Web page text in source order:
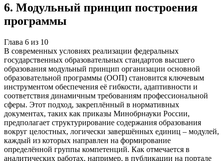
6. Модульный принцип построения
программы
Глава 6 из 10
В современных условиях реализации федеральных
государственных образовательных стандартов высшего
образования модульный принцип организации основной
образовательной программы (ООП) становится ключевым
инструментом обеспечения её гибкости, адаптивности и
соответствия динамичным требованиям профессиональной
сферы. Этот подход, закреплённый в нормативных
документах, таких как приказы Минобрнауки России,
предполагает структурирование содержания образования
вокруг целостных, логически завершённых единиц – модулей,
каждый из которых направлен на формирование
определённой группы компетенций. Как отмечается в
аналитических работах, например, в публикации на портале